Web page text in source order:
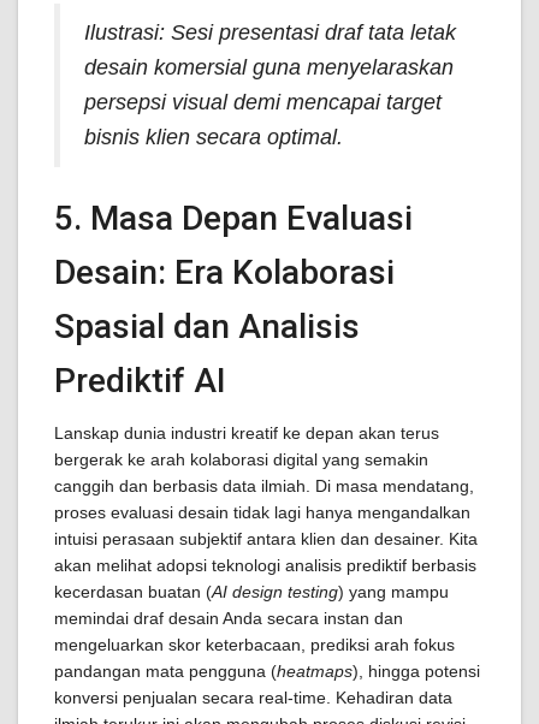
Ilustrasi: Sesi presentasi draf tata letak
desain komersial guna menyelaraskan
persepsi visual demi mencapai target
bisnis klien secara optimal.
5. Masa Depan Evaluasi
Desain: Era Kolaborasi
Spasial dan Analisis
Prediktif AI
Lanskap dunia industri kreatif ke depan akan terus
bergerak ke arah kolaborasi digital yang semakin
canggih dan berbasis data ilmiah. Di masa mendatang,
proses evaluasi desain tidak lagi hanya mengandalkan
intuisi perasaan subjektif antara klien dan desainer. Kita
akan melihat adopsi teknologi analisis prediktif berbasis
kecerdasan buatan (AI design testing) yang mampu
memindai draf desain Anda secara instan dan
mengeluarkan skor keterbacaan, prediksi arah fokus
pandangan mata pengguna (heatmaps), hingga potensi
konversi penjualan secara real-time. Kehadiran data